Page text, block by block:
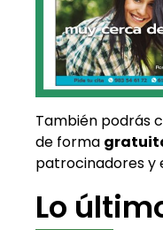
También podrás
de forma
patrocinadores y
Lo